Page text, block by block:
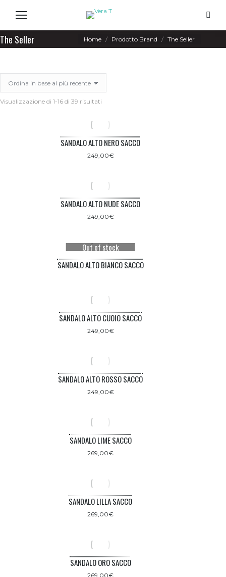
Search:
The Seller You are here:
Home Prodotto Brand The Seller
Visualizzazione di 1-16 di 39 risultati
recente
SANDALO ALTO NERO SACCO
249,00€
SANDALO ALTO NUDE SACCO
249,00€
Out of stock
SANDALO ALTO BIANCO SACCO
SANDALO ALTO CUOIO SACCO
249,00€
SANDALO ALTO ROSSO SACCO
249,00€
SANDALO LIME SACCO
269,00€
SANDALO LILLA SACCO
269,00€
SANDALO ORO SACCO
269,00€